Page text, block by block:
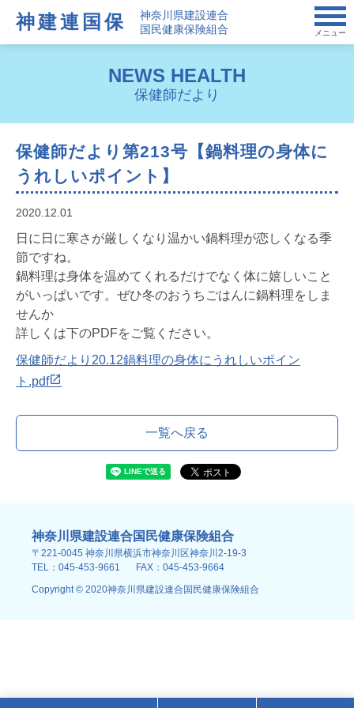
神建連国保
神奈川県建設連合
国民健康保険組合
メニュー
NEWS HEALTH
保健師だより
保健師だより第213号【鍋料理の身体に
うれしいポイント】
2020.12.01
日に日に寒さが厳しくなり温かい鍋料理が恋しくなる季
節ですね。
鍋料理は身体を温めてくれるだけでなく体に嬉しいこと
がいっぱいです。ぜひ冬のおうちごはんに鍋料理をしま
せんか
詳しくは下のPDFをご覧ください。
保健師だより20.12鍋料理の身体にうれしいポイン
ト.pdf
一覧へ戻る
神奈川県建設連合国民健康保険組合
〒221-0045 神奈川県横浜市神奈川区神奈川2-19-3
TEL：045-453-9661
FAX：045-453-9664
Copyright © 2020神奈川県建設連合国民健康保険組合